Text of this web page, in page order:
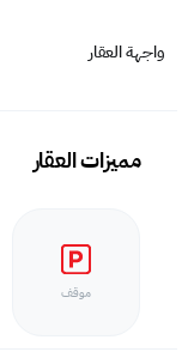
واجهة العقار
مميزات العقار
موقف